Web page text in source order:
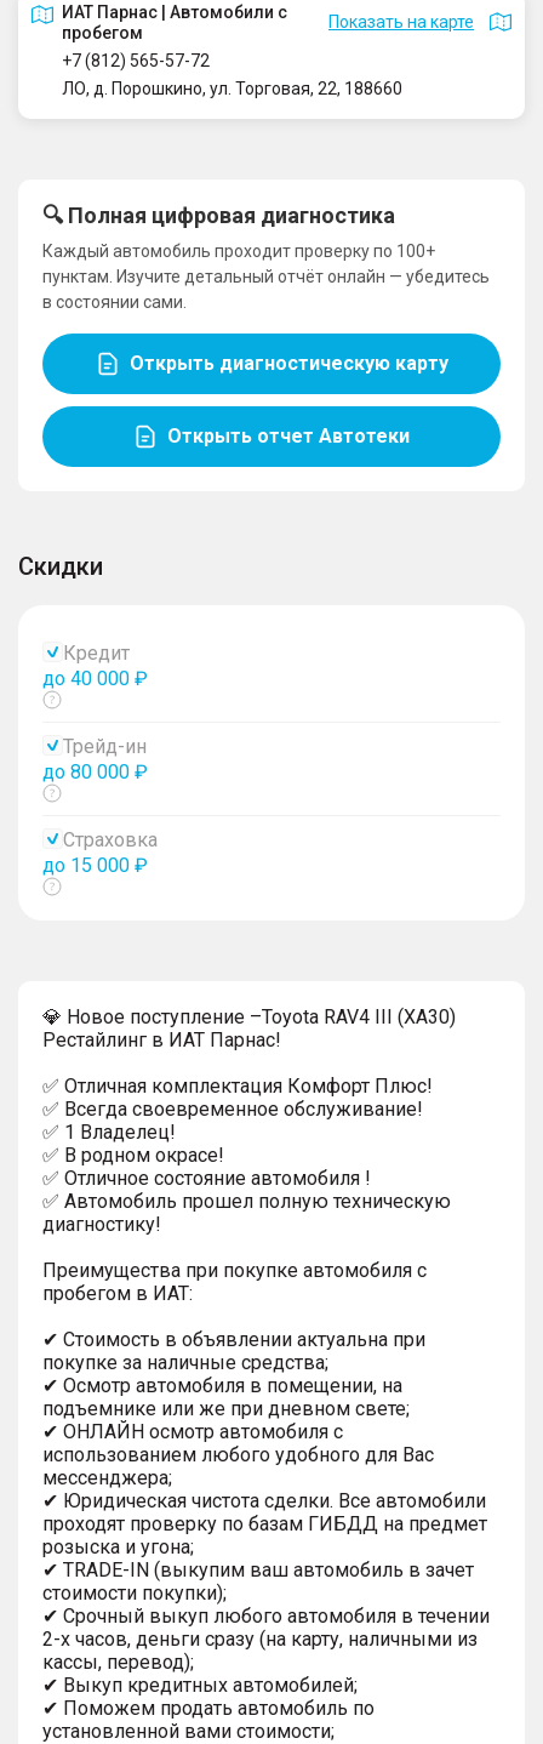
ИАТ Парнас | Автомобили с
пробегом
Показать на карте
+7 (812) 565-57-72
ЛО, д. Порошкино, ул. Торговая, 22, 188660
🔍 Полная цифровая диагностика
Каждый автомобиль проходит проверку по 100+
пунктам. Изучите детальный отчёт онлайн — убедитесь
в состоянии сами.
Открыть диагностическую карту
Открыть отчет Автотеки
Скидки
Кредит
до 40 000 ₽
Показать
Трейд-ин
до 80 000 ₽
Показать
Страховка
до 15 000 ₽
Показать
💎 Новое поступление –Toyota RAV4 III (XA30)
Рестайлинг в ИАТ Парнас!
✅ Отличная комплектация Комфорт Плюс!
✅ Всегда своевременное обслуживание!
✅ 1 Владелец!
✅ В родном окрасе!
✅ Отличное состояние автомобиля !
✅ Автомобиль прошел полную техническую
диагностику!
Преимущества при покупке автомобиля с
пробегом в ИАТ:
✔ Стоимость в объявлении актуальна при
покупке за наличные средства;
✔ Осмотр автомобиля в помещении, на
подъемнике или же при дневном свете;
✔ ОНЛАЙН осмотр автомобиля с
использованием любого удобного для Вас
мессенджера;
✔ Юридическая чистота сделки. Все автомобили
проходят проверку по базам ГИБДД на предмет
розыска и угона;
✔ TRADE-IN (выкупим ваш автомобиль в зачет
стоимости покупки);
✔ Срочный выкуп любого автомобиля в течении
2-х часов, деньги сразу (на карту, наличными из
кассы, перевод);
✔ Выкуп кредитных автомобилей;
✔ Поможем продать автомобиль по
установленной вами стоимости;